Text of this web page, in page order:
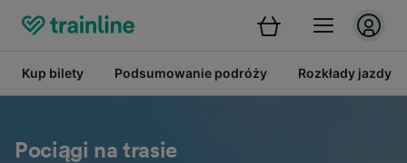
Kup bilety Podsumowanie podróży Rozkłady jazdy
Pociągi na trasie